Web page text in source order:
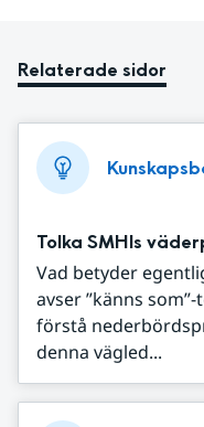
Relaterade sidor
Tolka SMHIs
Vad betyder
avser ”känns
förstå
denna vägled...